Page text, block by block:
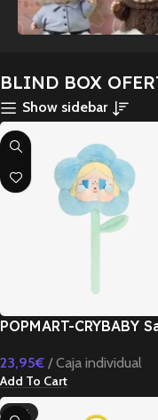
BLIND BOX
Show sidebar
POPMART-CRYBABY
Blind Box
23,95€ Caja individual
Add To Cart
-14%